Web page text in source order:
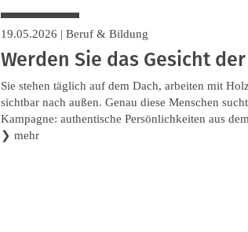
19.05.2026 | Beruf & Bildung
Werden Sie das Gesicht der
Sie stehen täglich auf dem Dach, arbeiten mit
sichtbar nach außen. Genau diese Menschen
Kampagne: authentische Persönlichkeiten aus
❯ mehr